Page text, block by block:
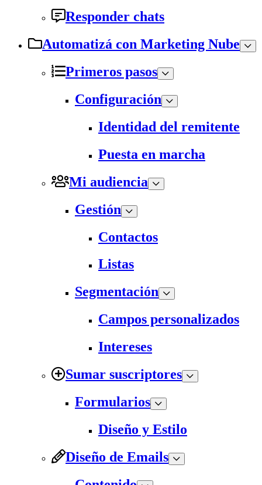
Responder chats
Automatizá con Marketing Nube
Primeros pasos
Configuración
Identidad del remitente
Puesta en marcha
Mi audiencia
Gestión
Contactos
Listas
Segmentación
Campos personalizados
Intereses
Sumar suscriptores
Formularios
Diseño y Estilo
Diseño de Emails